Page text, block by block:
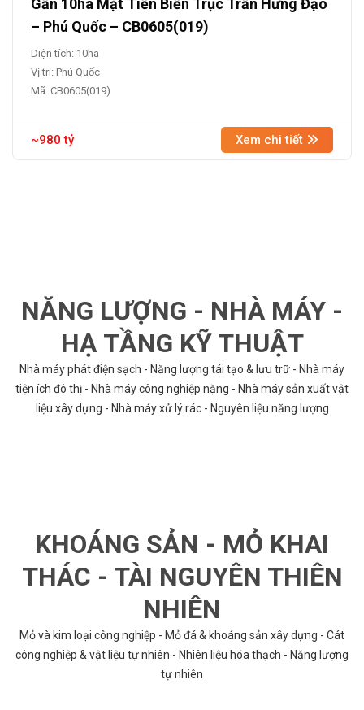
Gần 10ha Mặt Tiền Biển Trục Trần Hưng Đạo
– Phú Quốc – CB0605(019)
Diện tích: 10ha
Vị trí: Phú Quốc
Mã: CB0605(019)
~980 tỷ Xem chi tiết
NĂNG LƯỢNG - NHÀ MÁY -
HẠ TẦNG KỸ THUẬT
Nhà máy phát điện sạch - Năng lượng tái tạo & lưu trữ - Nhà máy
tiện ích đô thị - Nhà máy công nghiệp nặng - Nhà máy sản xuất vật
liệu xây dựng - Nhà máy xử lý rác - Nguyên liệu năng lượng
KHOÁNG SẢN - MỎ KHAI
THÁC - TÀI NGUYÊN THIÊN
NHIÊN
Mỏ và kim loại công nghiệp - Mỏ đá & khoáng sản xây dựng - Cát
công nghiệp & vật liệu tự nhiên - Nhiên liệu hóa thạch - Năng lượng
tự nhiên